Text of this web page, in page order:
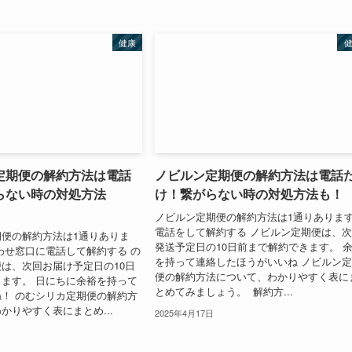
健康
期便の解約方法は電話
ない時の対処方法
の解約方法は1通りありま
せ窓口に電話して解約する の
、次回お届け予定日の10日
す。 日にちに余裕を持って
のむシリカ定期便の解約方
りやすく表にまとめ...
ノビルン定期便の解約方法は電話
け！繋がらない時の対処方法も！
ノビルン定期便の解約方法は1通りあります
電話をして解約する ノビルン定期便は、
発送予定日の10日前まで解約できます。
を持って連絡したほうがいいね ノビルン
便の解約方法について、わかりやすく表に
とめてみましょう。 解約方...
2025年4月17日